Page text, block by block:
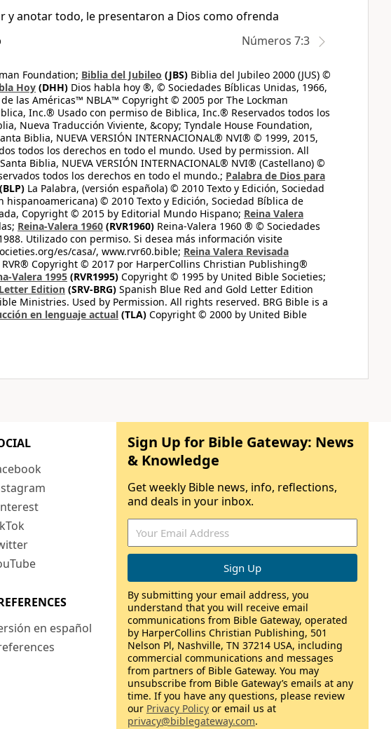
y anotar todo, le presentaron a Dios como ofrenda
Números 7:3
Foundation; Biblia del Jubileo (JBS) Biblia del Jubileo 2000 (JUS) ©
Hoy (DHH) Dios habla hoy ®, © Sociedades Bíblicas Unidas, 1966,
las Américas™ NBLA™ Copyright © 2005 por The Lockman
Inc.® Usado con permiso de Biblica, Inc.® Reservados todos los
Nueva Traducción Viviente, &copy; Tyndale House Foundation,
Biblia, NUEVA VERSIÓN INTERNACIONAL® NVI® © 1999, 2015,
todos los derechos en todo el mundo. Used by permission. All
Santa Biblia, NUEVA VERSIÓN INTERNACIONAL® NVI® (Castellano) ©
todos los derechos en todo el mundo.; Palabra de Dios para
(BLP) La Palabra, (versión española) © 2010 Texto y Edición, Sociedad
hispanoamericana) © 2010 Texto y Edición, Sociedad Bíblica de
Copyright © 2015 by Editorial Mundo Hispano; Reina Valera
Reina-Valera 1960 (RVR1960) Reina-Valera 1960 ® © Sociedades
Utilizado con permiso. Si desea más información visite
es/casa/, www.rvr60.bible; Reina Valera Revisada
Copyright © 2017 por HarperCollins Christian Publishing®
Valera 1995 (RVR1995) Copyright © 1995 by United Bible Societies;
Edition (SRV-BRG) Spanish Blue Red and Gold Letter Edition
Ministries. Used by Permission. All rights reserved. BRG Bible is a
en lenguaje actual (TLA) Copyright © 2000 by United Bible
en español
Sign Up for Bible Gateway: News
& Knowledge
Get weekly Bible news, info, reflections,
and deals in your inbox.
By submitting your email address, you
understand that you will receive email
communications from Bible Gateway, operated
by HarperCollins Christian Publishing, 501
Nelson Pl, Nashville, TN 37214 USA, including
commercial communications and messages
from partners of Bible Gateway. You may
unsubscribe from Bible Gateway’s emails at any
time. If you have any questions, please review
our Privacy Policy or email us at
privacy@biblegateway.com.